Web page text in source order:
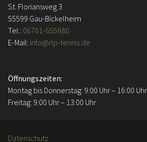
St. Floriansweg 3
55599 Gau-Bickelheim
Tel.: 06701-655980
E-Mail: info@rlp-tennis.de
Öffnungszeiten:
Montag bis Donnerstag: 9:00 Uhr – 16:00 Uhr
Freitag: 9:00 Uhr – 13:00 Uhr
Datenschutz